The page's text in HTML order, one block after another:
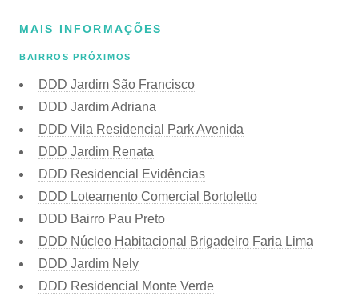
MAIS INFORMAÇÕES
BAIRROS PRÓXIMOS
DDD Jardim São Francisco
DDD Jardim Adriana
DDD Vila Residencial Park Avenida
DDD Jardim Renata
DDD Residencial Evidências
DDD Loteamento Comercial Bortoletto
DDD Bairro Pau Preto
DDD Núcleo Habitacional Brigadeiro Faria Lima
DDD Jardim Nely
DDD Residencial Monte Verde